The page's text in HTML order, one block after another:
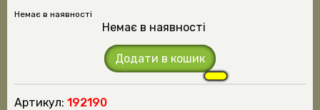
Немає в наявності
Немає в наявності
Додати в кошик
Артикул: 192190